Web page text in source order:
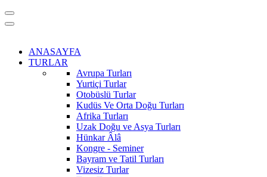
ANASAYFA
TURLAR
Avrupa Turları
Yurtiçi Turlar
Otobüslü Turlar
Kudüs Ve Orta Doğu Turları
Afrika Turları
Uzak Doğu ve Asya Turları
Hünkar Âlâ
Kongre - Seminer
Bayram ve Tatil Turları
Vizesiz Turlar